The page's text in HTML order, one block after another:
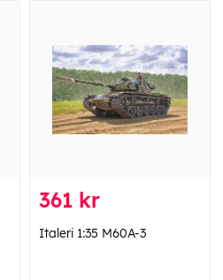
361 kr
Italeri 1:35 M60A-3